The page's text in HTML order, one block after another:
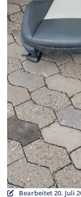
Bearbeitet20. Juli